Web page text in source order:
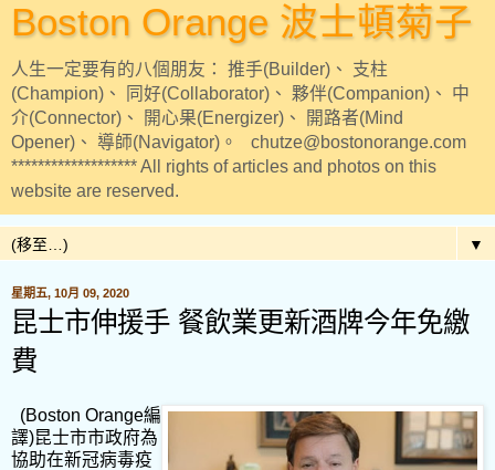
Boston Orange 波士頓菊子
人生一定要有的八個朋友： 推手(Builder)、 支柱
(Champion)、 同好(Collaborator)、 夥伴(Companion)、 中
介(Connector)、 開心果(Energizer)、 開路者(Mind
Opener)、 導師(Navigator)。 chutze@bostonorange.com
******************* All rights of articles and photos on this
website are reserved.
▼
星期五, 10月 09, 2020
昆士市伸援手 餐飲業更新酒牌今年免繳
費
(Boston Orange編
譯)昆士市市政府為
協助在新冠病毒疫